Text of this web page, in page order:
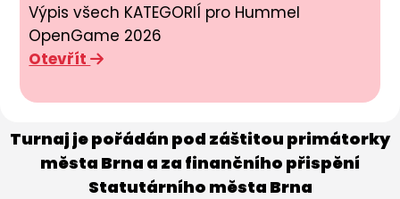
Výpis všech KATEGORIÍ pro Hummel
OpenGame 2026
Otevřít
Turnaj je pořádán pod záštitou primátorky
města Brna a za finančního přispění
Statutárního města Brna